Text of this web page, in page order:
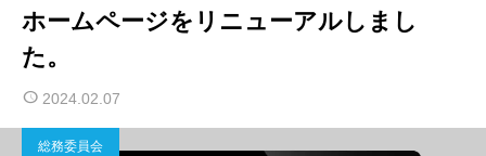
ホームページをリニューアルしまし
た。
2024.02.07
総務委員会